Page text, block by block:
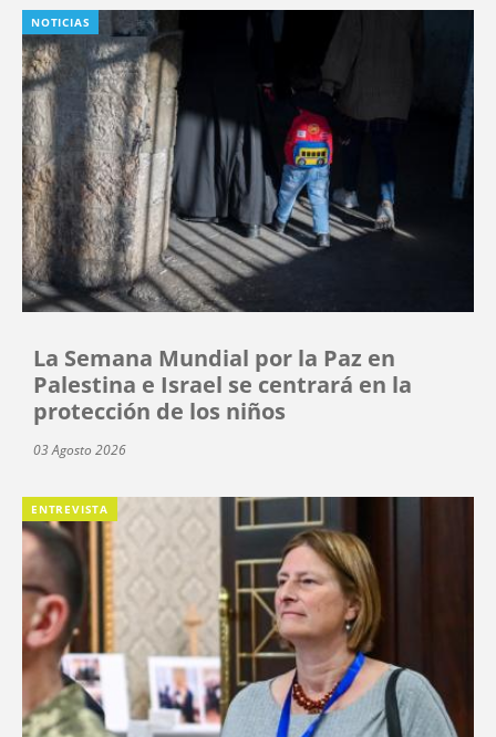
NOTICIAS
La Semana Mundial por la Paz en
Palestina e Israel se centrará en la
protección de los niños
03 Agosto 2026
ENTREVISTA